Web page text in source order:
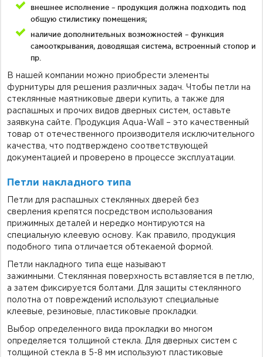
внешнее исполнение – продукция должна подходить под
общую стилистику помещения;
наличие дополнительных возможностей – функция
самооткрывания, доводящая система, встроенный стопор и
пр.
В нашей компании можно приобрести элементы
фурнитуры для решения различных задач. Чтобы петли на
стеклянные маятниковые двери купить, а также для
распашных и прочих видов дверных систем, оставьте
заявкуна сайте. Продукция Aqua-Wall – это качественный
товар от отечественного производителя исключительного
качества, что подтверждено соответствующей
документацией и проверено в процессе эксплуатации.
Петли накладного типа
Петли для распашных стеклянных дверей без
сверления крепятся посредством использования
прижимных деталей и нередко монтируются на
специальную клеевую основу. Как правило, продукция
подобного типа отличается обтекаемой формой.
Петли накладного типа еще называют
зажимными. Стеклянная поверхность вставляется в петлю,
а затем фиксируется болтами. Для защиты стеклянного
полотна от повреждений используют специальные
клеевые, резиновые, пластиковые прокладки.
Выбор определенного вида прокладки во многом
определяется толщиной стекла. Для дверных систем с
толщиной стекла в 5-8 мм используют пластиковые